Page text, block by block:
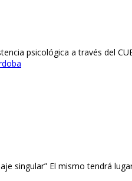
psicológica a través del
singular” El mismo tendrá